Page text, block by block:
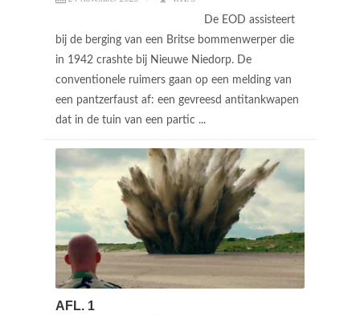
De EOD assisteert
bij de berging van een Britse bommenwerper die
in 1942 crashte bij Nieuwe Niedorp. De
conventionele ruimers gaan op een melding van
een pantzerfaust af: een gevreesd antitankwapen
dat in de tuin van een partic ...
AFL. 1